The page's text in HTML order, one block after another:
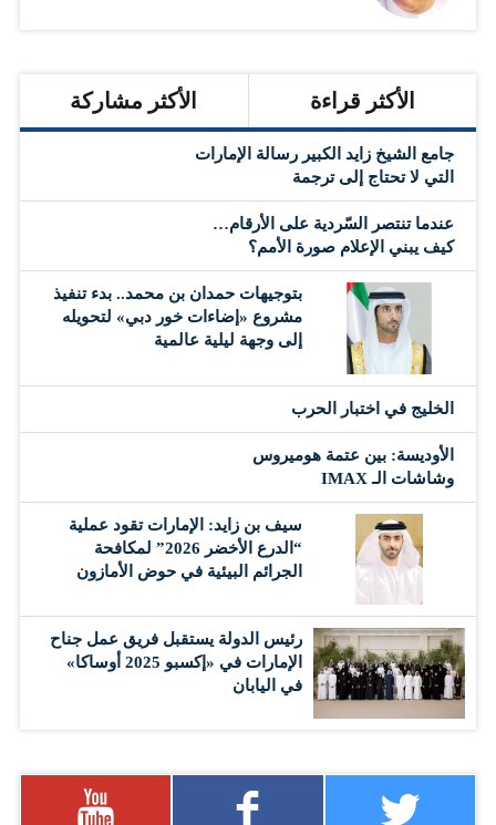
الأكثر قراءة الأكثر مشاركة
جامع الشيخ زايد الكبير رسالة الإمارات
التي لا تحتاج إلى ترجمة
عندما تنتصر السّردية على الأرقام…
كيف يبني الإعلام صورة الأمم؟
بتوجيهات حمدان بن محمد.. بدء تنفيذ
مشروع «إضاءات خور دبي» لتحويله
إلى وجهة ليلية عالمية
‏الخليج في اختبار الحرب
الأوديسة: بين عتمة هوميروس
وشاشات الـ IMAX
سيف بن زايد: الإمارات تقود عملية
“الدرع الأخضر 2026” لمكافحة
الجرائم البيئية في حوض الأمازون
رئيس الدولة يستقبل فريق عمل جناح
الإمارات في «إكسبو 2025 أوساكا»
في اليابان